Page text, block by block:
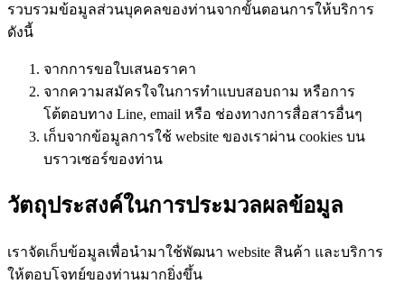
รวบรวมข้อมูลส่วนบุคคลของท่านจากขั้นตอนการให้บริการ
ดังนี้
จากการขอใบเสนอราคา
จากความสมัครใจในการทำแบบสอบถาม หรือการ
โต้ตอบทาง Line, email หรือ ช่องทางการสื่อสารอื่นๆ
เก็บจากข้อมูลการใช้ website ของเราผ่าน cookies บน
บราวเซอร์ของท่าน
วัตถุประสงค์ในการประมวลผลข้อมูล
เราจัดเก็บข้อมูลเพื่อนำมาใช้พัฒนา website สินค้า และบริการ
ให้ตอบโจทย์ของท่านมากยิ่งขึ้น